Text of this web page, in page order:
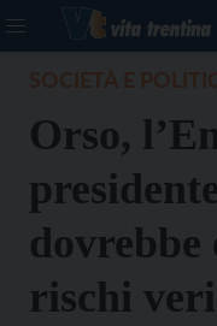
Orso,
dovrebbe
rischi